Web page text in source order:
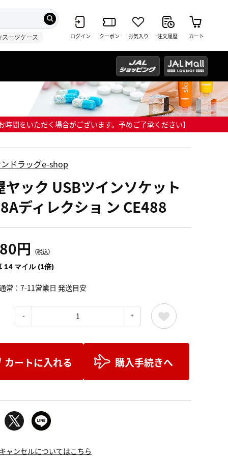
スーツケース ログイン クーポン お気入り 注文履歴 カート
間をいただく場合がございます。予めご了承ください】
ドラッグe-shop
ヤック USBツインソケット
ディレクショ ン CE488
円 （税込）
14 マイル (1倍)
常：7-11営業日 発送目安
カートに入れる 購入手続きへ
ャンセルについてはこちら